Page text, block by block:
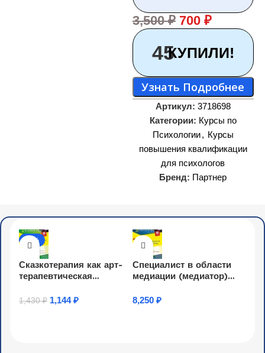
3,500₽ 700 ₽
45КУПИЛИ!
Узнать Подробнее
Артикул: 3718698
Категории: Курсы по
Психологии, Курсы
повышения квалификации
для психологов
Бренд: Партнер
-20%
Сказкотерапия как арт-
терапевтическая
коммуникативного
1,430₽ 1,144₽
Специалист в области
медиации (медиатор)
8,250 ₽